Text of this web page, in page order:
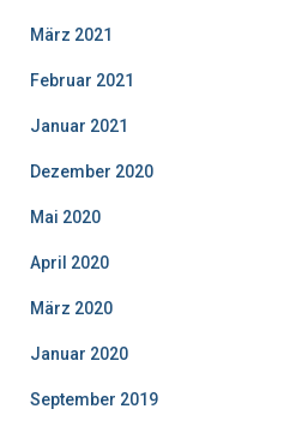
März 2021
Februar 2021
Januar 2021
Dezember 2020
Mai 2020
April 2020
März 2020
Januar 2020
September 2019